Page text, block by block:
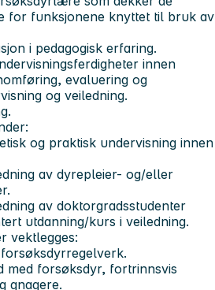
for funksjonene knyttet til bruk av
i pedagogisk erfaring.
innen
evaluering og
og veiledning.
og praktisk undervisning innen
av dyrepleier- og/eller
av doktorgradsstudenter
utdanning/kurs i veiledning.
vektlegges:
med forsøksdyr, fortrinnsvis
gnagere.